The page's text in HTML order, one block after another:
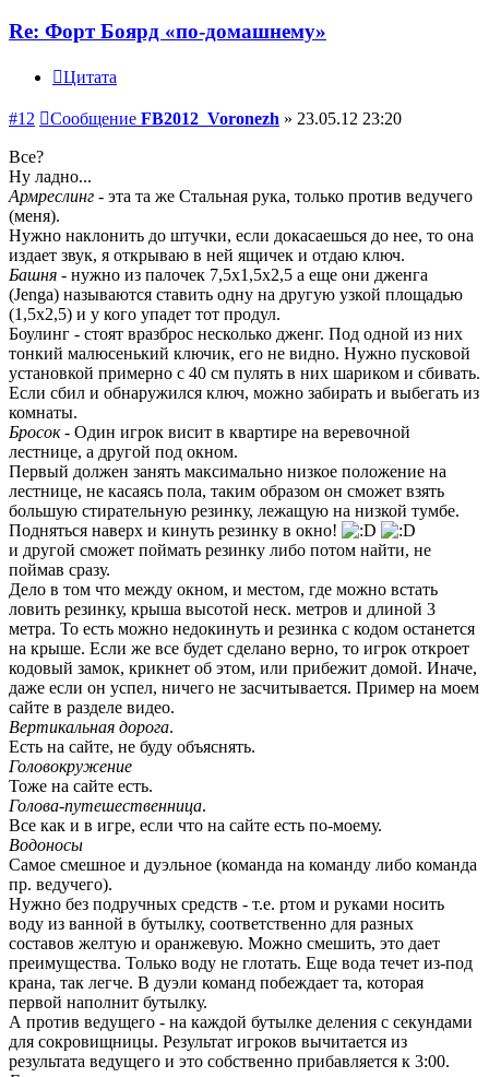
Re: Форт Боярд «по-домашнему»
Цитата
#12 Сообщение FB2012_Voronezh » 23.05.12 23:20
Все?
Ну ладно...
Армреслинг - эта та же Стальная рука, только против ведучего
(меня).
Нужно наклонить до штучки, если докасаешься до нее, то она
издает звук, я открываю в ней ящичек и отдаю ключ.
Башня - нужно из палочек 7,5х1,5х2,5 а еще они дженга
(Jenga) называются ставить одну на другую узкой площадью
(1,5х2,5) и у кого упадет тот продул.
Боулинг - стоят вразброс несколько дженг. Под одной из них
тонкий малюсенький ключик, его не видно. Нужно пусковой
установкой примерно с 40 см пулять в них шариком и сбивать.
Если сбил и обнаружился ключ, можно забирать и выбегать из
комнаты.
Бросок- Один игрок висит в квартире на веревочной
лестнице, а другой под окном.
Первый должен занять максимально низкое положение на
лестнице, не касаясь пола, таким образом он сможет взять
большую стирательную резинку, лежащую на низкой тумбе.
Подняться наверх и кинуть резинку в окно!
и другой сможет поймать резинку либо потом найти, не
поймав сразу.
Дело в том что между окном, и местом, где можно встать
ловить резинку, крыша высотой неск. метров и длиной 3
метра. То есть можно недокинуть и резинка с кодом останется
на крыше. Если же все будет сделано верно, то игрок откроет
кодовый замок, крикнет об этом, или прибежит домой. Иначе,
даже если он успел, ничего не засчитывается. Пример на моем
сайте в разделе видео.
Вертикальная дорога.
Есть на сайте, не буду объяснять.
Головокружение
Тоже на сайте есть.
Голова-путешественница.
Все как и в игре, если что на сайте есть по-моему.
Водоносы
Самое смешное и дуэльное (команда на команду либо команда
пр. ведучего).
Нужно без подручных средств - т.е. ртом и руками носить
воду из ванной в бутылку, соответственно для разных
составов желтую и оранжевую. Можно смешить, это дает
преимущества. Только воду не глотать. Еще вода течет из-под
крана, так легче. В дуэли команд побеждает та, которая
первой наполнит бутылку.
А против ведущего - на каждой бутылке деления с секундами
для сокровищницы. Результат игроков вычитается из
результата ведущего и это собственно прибавляется к 3:00.